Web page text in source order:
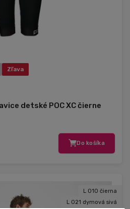
Zľava
detské POC XC čierne
Do košíka
L 010 čierna
L 021 dymová sivá